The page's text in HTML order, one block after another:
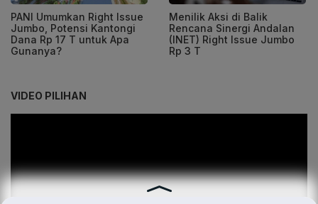
PANI Umumkan Right Issue
Jumbo, Potensi Kantongi
Dana Rp 17 T untuk Apa
Gunanya?
Menilik Aksi di Balik
Rencana Sinergi Andalan
(INET) Right Issue Jumbo
Rp 3 T
VIDEO PILIHAN